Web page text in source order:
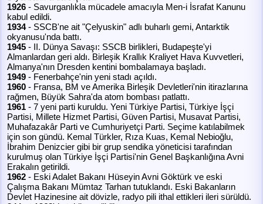
1926 - Savurganlıkla mücadele amacıyla Men-i İsrafat Kanunu
kabul edildi.
1934- SSCB'ne ait "Çelyuskin" adlı buharlı gemi, Antarktik
okyanusu'nda battı.
1945 - II. Dünya Savaşı: SSCB birlikleri, Budapeşte'yi
Almanlardan geri aldı. Birleşik Krallık Kraliyet Hava Kuvvetleri,
Almanya'nın Dresden kentini bombalamaya başladı.
1949 - Fenerbahçe'nin yeni stadı açıldı.
1960 - Fransa, BM ve Amerika Birleşik Devletleri'nin itirazlarına
rağmen, Büyük Sahra'da atom bombası patlattı.
1961 - 7 yeni parti kuruldu. Yeni Türkiye Partisi, Türkiye İşçi
Partisi, Millete Hizmet Partisi, Güven Partisi, Musavat Partisi,
Muhafazakâr Parti ve Cumhuriyetçi Parti. Seçime katılabilmek
için son gündü. Kemal Türkler, Rıza Kuas, Kemal Nebioğlu,
İbrahim Denizcier gibi bir grup sendika yöneticisi tarafından
kurulmuş olan Türkiye İşçi Partisi'nin Genel Başkanlığına Avni
Erakalın getirildi.
1962 - Eski Adalet Bakanı Hüseyin Avni Göktürk ve eski
Çalışma Bakanı Mümtaz Tarhan tutuklandı. Eski Bakanların
Devlet Hazinesine ait dövizle, radyo pili ithal ettikleri ileri sürüldü.